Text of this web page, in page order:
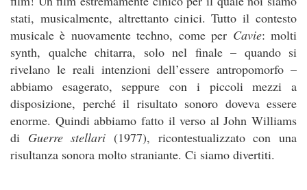
stati, musicalmente, altrettanto cinici. Tutto il contesto
musicale è nuovamente techno, come per Cavie: molti
synth, qualche chitarra, solo nel finale – quando si
rivelano le reali intenzioni dell’essere antropomorfo –
abbiamo esagerato, seppure con i piccoli mezzi a
disposizione, perché il risultato sonoro doveva essere
enorme. Quindi abbiamo fatto il verso al John Williams
di Guerre stellari (1977), ricontestualizzato con una
risultanza sonora molto straniante. Ci siamo divertiti.